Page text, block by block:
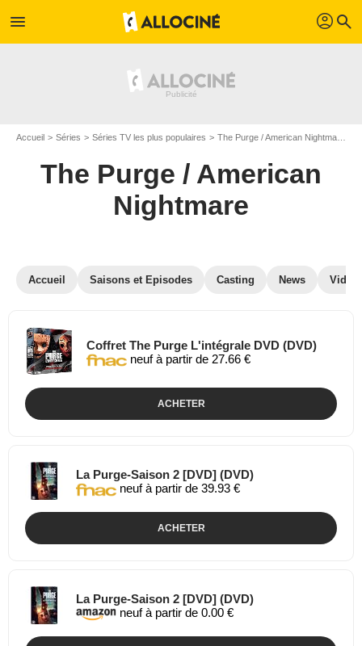
menu profil search
Accueil Séries Séries TV les plus populaires The Purge / American Nightmare
The Purge / American
Nightmare
Accueil Saisons et Episodes Casting News
Coffret The Purge L'intégrale DVD (DVD)
neuf à partir de 27.66 €
ACHETER
La Purge-Saison 2 [DVD] (DVD)
neuf à partir de 39.93 €
ACHETER
La Purge-Saison 2 [DVD] (DVD)
neuf à partir de 0.00 €